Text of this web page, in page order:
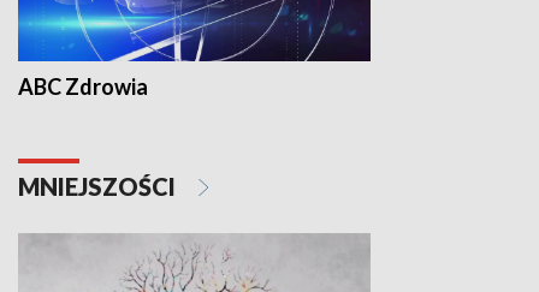
ABC Zdrowia
MNIEJSZOŚCI